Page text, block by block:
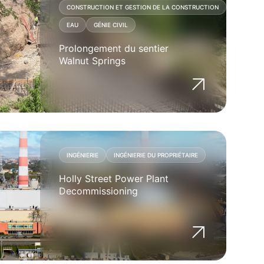
CONSTRUCTION ET GESTION DE LA CONSTRUCTION
EAU GÉNIE CIVIL
Prolongement du sentier
Walnut Springs
INGÉNIERIE INGÉNIERIE DU PROPRIÉTAIRE
Holly Street Power Plant
Decommissioning